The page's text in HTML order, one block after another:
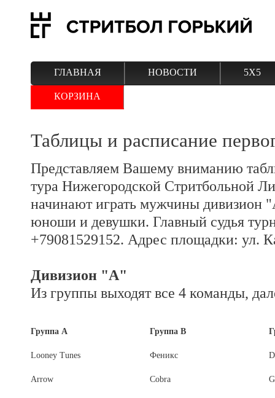
ГЛАВНАЯ НОВОСТИ 5Х5
КОРЗИНА
Таблицы и расписание
Представляем Вашему вниманию
тура Нижегородской Стритбольной
начинают играть мужчины дивизион
юноши и девушки. Главный судья
+79081529152. Адрес площадки: ул.
Дивизион "А"
Из группы выходят все 4 команды,
Группа А Группа В
Looney Tunes Феникс
Arrow Cobra